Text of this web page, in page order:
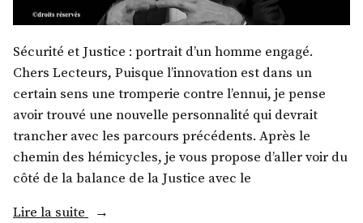
Sécurité et Justice : portrait d’un homme engagé.
Chers Lecteurs, Puisque l’innovation est dans un
certain sens une tromperie contre l’ennui, je pense
avoir trouvé une nouvelle personnalité qui devrait
trancher avec les parcours précédents. Après le
chemin des hémicycles, je vous propose d’aller voir du
côté de la balance de la Justice avec le
Lire la suite « Me